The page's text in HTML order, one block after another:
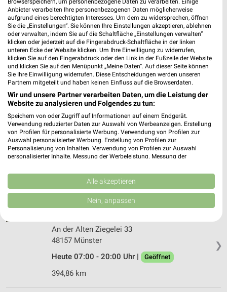
Geöffnet
437,72 km
HORNBACH Wuppertal
Oberbergische Strasse 201
42285 Wuppertal
Heute 07:00 - 20:00 Uhr | Geöffnet
449,37 km
HORNBACH Gelsenkirchen
Caubstraße 100
45881 Gelsenkirchen
Heute 07:00 - 20:00 Uhr |
446,79 km
❯
An der Alten Ziegelei 33
48157 Münster
Heute 07:00 - 20:00 Uhr |
Geöffnet
394,86 km
Anbieter verarbeiten Ihre personenbezogenen Daten möglicherweise
aufgrund eines berechtigten Interesses. Um dem zu widersprechen, öffnen
Sie die „Einstellungen“. Sie können Ihre Einstellungen akzeptieren, ablehnen
oder verwalten, indem Sie auf die Schaltfläche „Einstellungen verwalten“
klicken oder jederzeit auf die Fingerabdruck-Schaltfläche in der linken
unteren Ecke der Website klicken. Um Ihre Einwilligung zu widerrufen,
klicken Sie auf den Fingerabdruck oder den Link in der Fußzeile der Website
und klicken Sie auf den Menüpunkt „Meine Daten“. Auf dieser Seite können
Sie Ihre Einwilligung widerrufen. Diese Entscheidungen werden unseren
Partnern mitgeteilt und haben keinen Einfluss auf die Browserdaten.
Wir und unsere Partner verarbeiten Daten, um die Leistung der
Website zu analysieren und Folgendes zu tun:
Speichern von oder Zugriff auf Informationen auf einem Endgerät.
Verwendung reduzierter Daten zur Auswahl von Werbeanzeigen. Erstellung
von Profilen für personalisierte Werbung. Verwendung von Profilen zur
Auswahl personalisierter Werbung. Erstellung von Profilen zur
Personalisierung von Inhalten. Verwendung von Profilen zur Auswahl
personalisierter Inhalte. Messung der Werbeleistung. Messung der
Kombinationen von Daten aus verschiedenen Quellen. Entwicklung und
Verbesserung der Angebote. Verwendung reduzierter Daten zur Auswahl
von Inhalten.
Daten können außerhalb der Europäischen Union weitergegeben und in die
Website/App.
Partnerliste anzeigen (1 IAB-Anbieter)
Speichern von oder Zugriff auf Informationen
Alle akzeptieren
Nein, anpassen